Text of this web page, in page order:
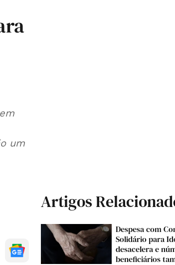
um
Artigos
Despesa com
Solidário para
desacelera e
beneficiários